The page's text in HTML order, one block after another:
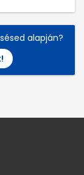
alapján?